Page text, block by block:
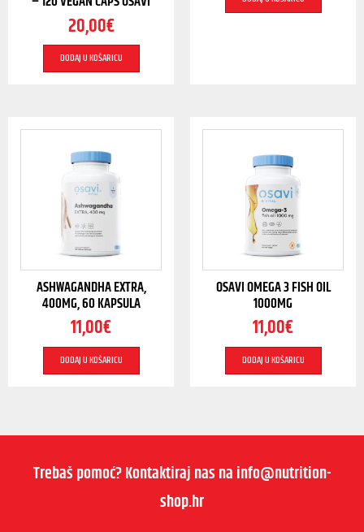
20,00€
DODAJ U KOŠARICU
ASHWAGANDHA EXTRA,
400MG, 60 KAPSULA
11,00€
DODAJ U KOŠARICU
OSAVI OMEGA 3 FISH OIL
1000MG
11,00€
DODAJ U KOŠARICU
Trebaš pomoć? Kontaktiraj nas na info@nutrition-
shop.hr